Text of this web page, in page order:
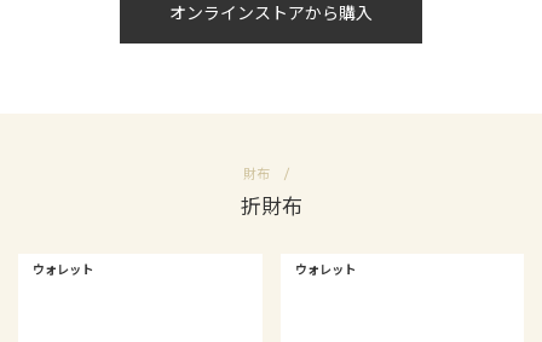
オンラインストアから購入
財布
折財布
ウォレット ウォレット